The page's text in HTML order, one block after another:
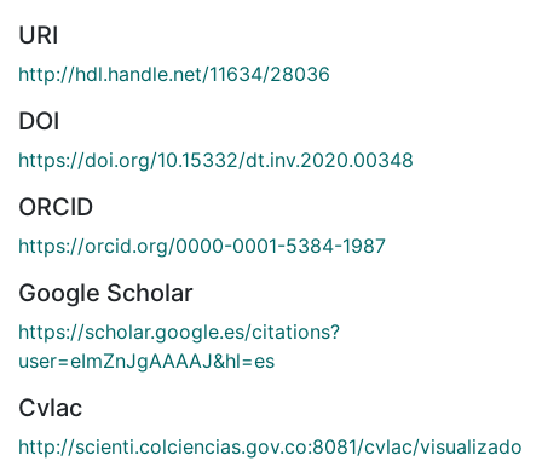
URI
http://hdl.handle.net/11634/28036
DOI
https://doi.org/10.15332/dt.inv.2020.00348
ORCID
https://orcid.org/0000-0001-5384-1987
Google Scholar
https://scholar.google.es/citations?
user=eImZnJgAAAAJ&hl=es
Cvlac
http://scienti.colciencias.gov.co:8081/cvlac/visualizado